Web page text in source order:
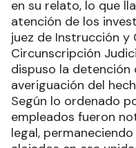
en su relato, lo que
atención de los
juez de Instrucción y
Circunscripción
dispuso la detención
averiguación del
Según lo ordenado
empleados fueron
legal,